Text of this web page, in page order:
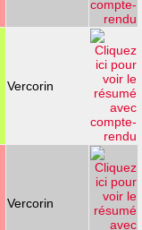
Vercorin
Vercorin